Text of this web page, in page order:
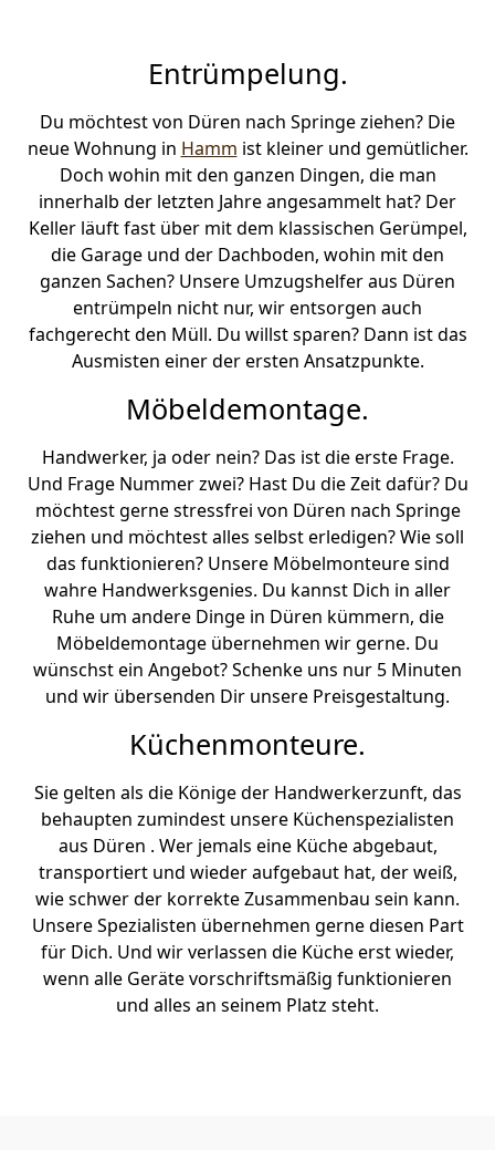
Entrümpelung.
Du möchtest von Düren nach Springe ziehen? Die
neue Wohnung in Hamm ist kleiner und gemütlicher.
Doch wohin mit den ganzen Dingen, die man
innerhalb der letzten Jahre angesammelt hat? Der
Keller läuft fast über mit dem klassischen Gerümpel,
die Garage und der Dachboden, wohin mit den
ganzen Sachen? Unsere Umzugshelfer aus Düren
entrümpeln nicht nur, wir entsorgen auch
fachgerecht den Müll. Du willst sparen? Dann ist das
Ausmisten einer der ersten Ansatzpunkte.
Möbeldemontage.
Handwerker, ja oder nein? Das ist die erste Frage.
Und Frage Nummer zwei? Hast Du die Zeit dafür? Du
möchtest gerne stressfrei von Düren nach Springe
ziehen und möchtest alles selbst erledigen? Wie soll
das funktionieren? Unsere Möbelmonteure sind
wahre Handwerksgenies. Du kannst Dich in aller
Ruhe um andere Dinge in Düren kümmern, die
Möbeldemontage übernehmen wir gerne. Du
wünschst ein Angebot? Schenke uns nur 5 Minuten
und wir übersenden Dir unsere Preisgestaltung.
Küchenmonteure.
Sie gelten als die Könige der Handwerkerzunft, das
behaupten zumindest unsere Küchenspezialisten
aus Düren . Wer jemals eine Küche abgebaut,
transportiert und wieder aufgebaut hat, der weiß,
wie schwer der korrekte Zusammenbau sein kann.
Unsere Spezialisten übernehmen gerne diesen Part
für Dich. Und wir verlassen die Küche erst wieder,
wenn alle Geräte vorschriftsmäßig funktionieren
und alles an seinem Platz steht.